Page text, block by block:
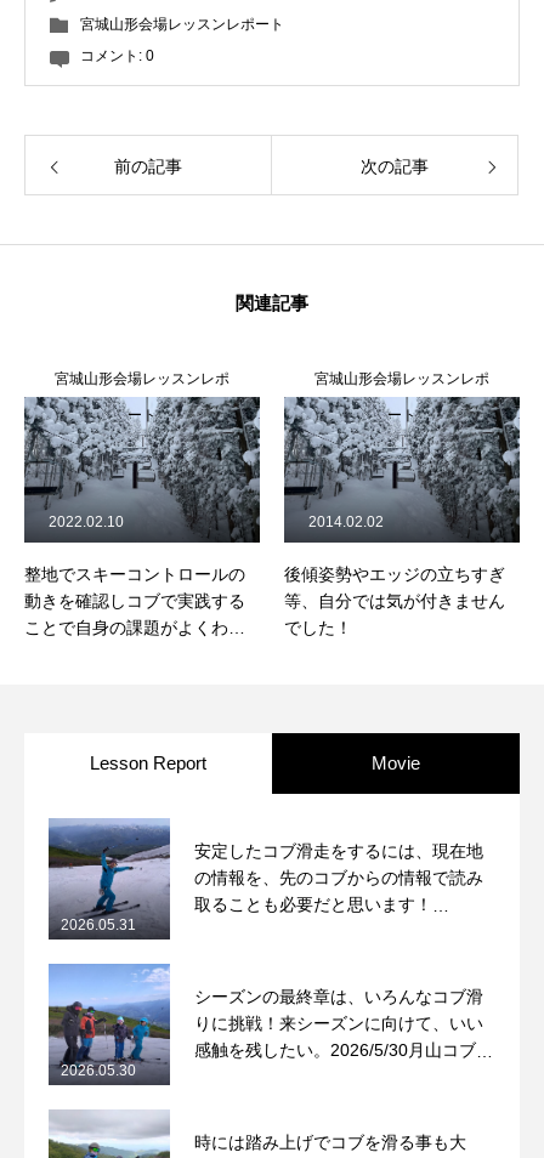
宮城山形会場レッスンレポート
コメント: 0
前の記事 次の記事
関連記事
宮城山形会場レッスンレポ
ート
整地でスキーコントロールの
動きを確認しコブで実践する
ことで自身の課題がよくわか
2022.02.10
宮城山形会場レッスンレポ
ート
後傾姿勢やエッジの立ちすぎ
等、自分では気が付きません
でした！
2014.02.02
Lesson Report Movie
安定したコブ滑走をするには、現在地
の情報を、先のコブからの情報で読み
取ることも必要だと思います！
2026.05.31
シーズンの最終章は、いろんなコブ滑
りに挑戦！来シーズンに向けて、いい
感触を残したい。2026/5/30月山コブレ
2026.05.30
時には踏み上げでコブを滑る事も大